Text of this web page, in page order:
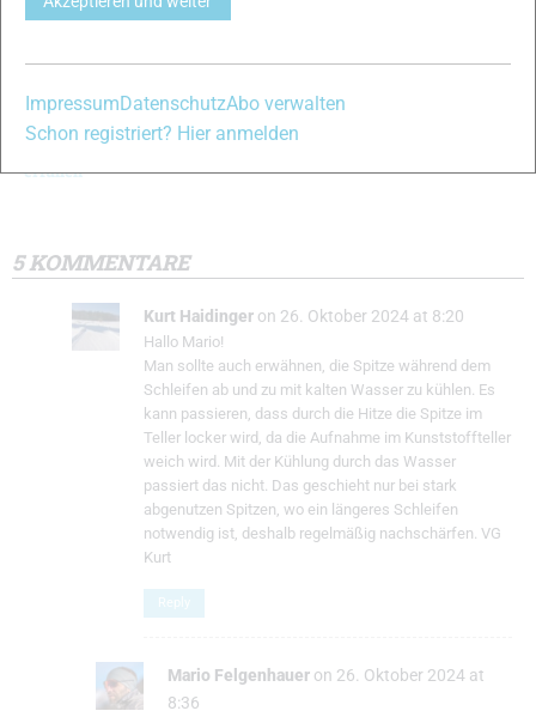
Sicherheit im
Skiroller-
Stockspitzen
müssen neue
erfüllen
Tipps für
Wechsel der
Spitzer für
5 KOMMENTARE
Kurt Haidinger on 26. Oktober 2024 at 8:20
Hallo Mario!
Man sollte auch erwähnen, die Spitze während dem
Schleifen ab und zu mit kalten Wasser zu kühlen. Es
kann passieren, dass durch die Hitze die Spitze im
Teller locker wird, da die Aufnahme im Kunststoffteller
weich wird. Mit der Kühlung durch das Wasser
passiert das nicht. Das geschieht nur bei stark
abgenutzen Spitzen, wo ein längeres Schleifen
notwendig ist, deshalb regelmäßig nachschärfen. VG
Kurt
Reply
Mario Felgenhauer on 26. Oktober 2024 at
8:36
Impressum DatenschutzAbo verwalten
Schon registriert? Hier anmelden